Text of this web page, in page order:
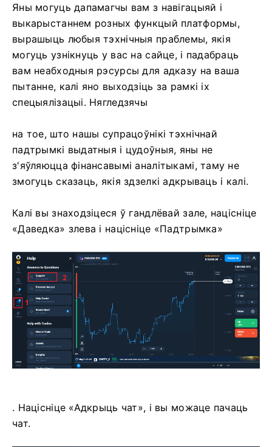
Яны могуць дапамагчы вам з навігацыяй і
выкарыстаннем розных функцый платформы,
вырашыць любыя тэхнічныя праблемы, якія
могуць узнікнуць у вас на сайце, і падабраць
вам неабходныя рэсурсы для адказу на ваша
пытанне, калі яно выходзіць за рамкі іх
спецыялізацыі. Нягледзячы
на ​​тое, што нашы супрацоўнікі тэхнічнай
падтрымкі выдатныя і цудоўныя, яны не
з'яўляюцца фінансавымі аналітыкамі, таму не
змогуць сказаць, якія здзелкі адкрываць і калі.
Калі вы знаходзіцеся ў гандлёвай зале, націсніце
«Даведка» злева і націсніце «Падтрымка»
. Націсніце «Адкрыць чат», і вы можаце пачаць
чат.